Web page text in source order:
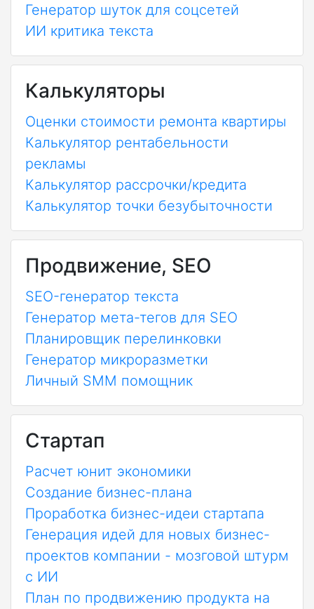
Генератор шуток для соцсетей
ИИ критика текста
Калькуляторы
Оценки стоимости ремонта квартиры
Калькулятор рентабельности
рекламы
Калькулятор рассрочки/кредита
Калькулятор точки безубыточности
Продвижение, SEO
SEO-генератор текста
Генератор мета-тегов для SEO
Планировщик перелинковки
Генератор микроразметки
Личный SMM помощник
Стартап
Расчет юнит экономики
Создание бизнес-плана
Проработка бизнес-идеи стартапа
Генерация идей для новых бизнес-
проектов компании - мозговой штурм
с ИИ
План по продвижению продукта на